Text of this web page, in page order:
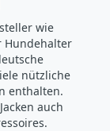
wie
Hundehalter
nützliche
enthalten.
auch